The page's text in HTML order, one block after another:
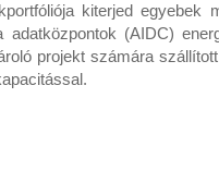
kiterjed egyebek
(AIDC)
projekt számára